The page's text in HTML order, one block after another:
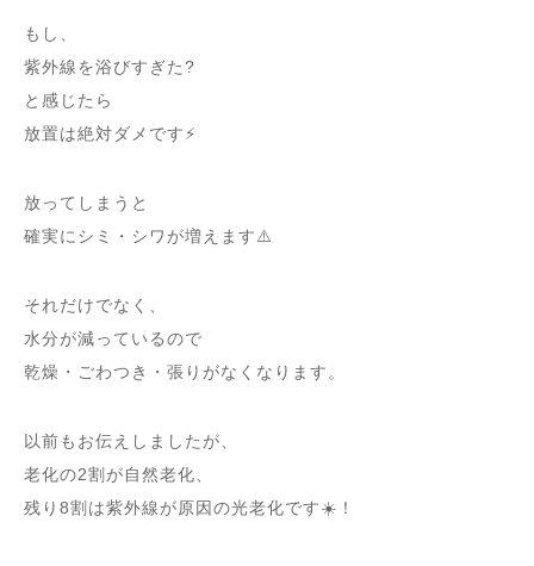
もし、
紫外線を浴びすぎた?
と感じたら
放置は絶対ダメです⚡
放ってしまうと
確実にシミ・シワが増えます⚠️
それだけでなく、
水分が減っているので
乾燥・ごわつき・張りがなくなります。
以前もお伝えしましたが、
老化の2割が自然老化、
残り8割は紫外線が原因の光老化です☀️！